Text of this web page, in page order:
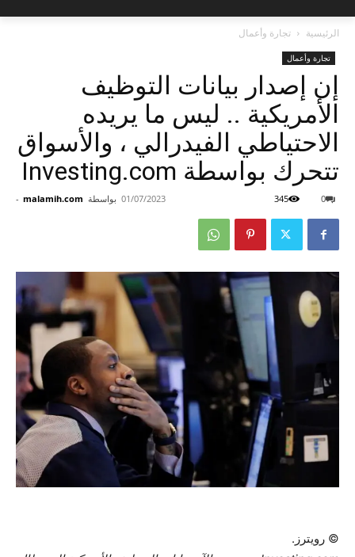
الرئيسية تجارة وأعمال
تجارة وأعمال
إن إصدار بيانات التوظيف
الأمريكية .. ليس ما يريده
الاحتياطي الفيدرالي ، والأسواق
تتحرك بواسطة Investing.com
بواسطة malamih.com
- 01/07/2023 0
345
© رويترز.